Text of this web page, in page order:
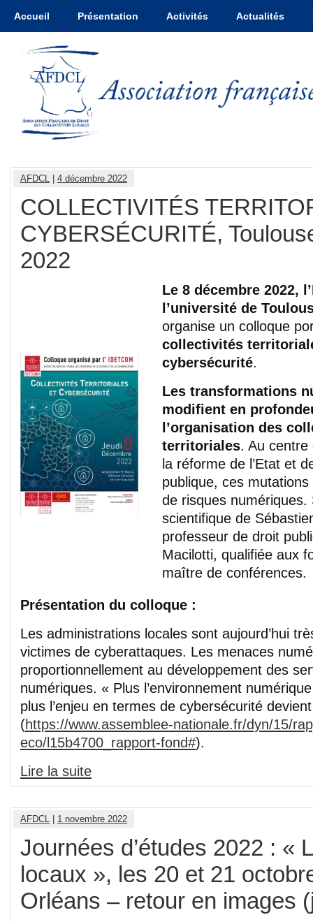
Accueil Présentation Activités Actualités
AFDCL 4 décembre 2022
COLLECTIVITÉS
CYBERSÉCURITÉ,
2022
Le 8 décembre 2022,
l’université de
organise un colloque
collectivités
cybersécurité.
Les transformations
modifient en
l’organisation des
territoriales. Au centre
la réforme de l’Etat et
publique, ces
de risques numériques.
scientifique de
professeur de droit
Macilotti, qualifiée aux
maître de conférences.
Présentation du colloque :
Les administrations locales sont aujourd’hui
victimes de cyberattaques. Les menaces
proportionnellement au développement des
numériques. « Plus l’environnement
plus l’enjeu en termes de cybersécurité
(https://www.assemblee-nationale.fr/dyn/15/
eco/l15b4700_rapport-fond#).
Lire la suite
AFDCL 1 novembre 2022
Journées d’études 2022 : «
locaux », les 20 et 21
Orléans – retour en images